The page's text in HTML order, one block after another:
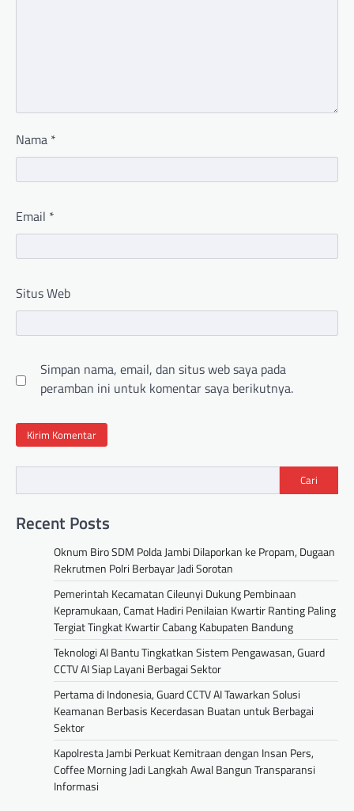
Nama *
Email *
Situs Web
Simpan nama, email, dan situs web saya pada
peramban ini untuk komentar saya berikutnya.
Cari
Recent Posts
Oknum Biro SDM Polda Jambi Dilaporkan ke Propam, Dugaan
Rekrutmen Polri Berbayar Jadi Sorotan
Pemerintah Kecamatan Cileunyi Dukung Pembinaan
Kepramukaan, Camat Hadiri Penilaian Kwartir Ranting Paling
Tergiat Tingkat Kwartir Cabang Kabupaten Bandung
Teknologi AI Bantu Tingkatkan Sistem Pengawasan, Guard
CCTV AI Siap Layani Berbagai Sektor
Pertama di Indonesia, Guard CCTV AI Tawarkan Solusi
Keamanan Berbasis Kecerdasan Buatan untuk Berbagai
Sektor
Kapolresta Jambi Perkuat Kemitraan dengan Insan Pers,
Coffee Morning Jadi Langkah Awal Bangun Transparansi
Informasi